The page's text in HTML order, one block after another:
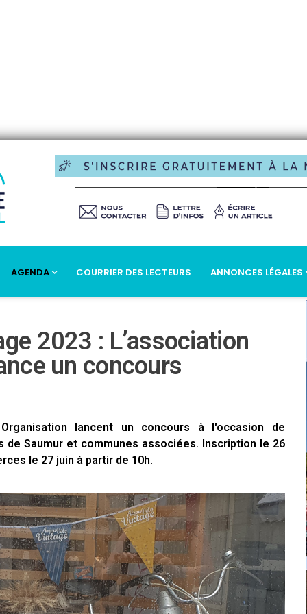
AGENDA COURRIER DES LECTEURS ANNONCES LÉGALES
2023 : L’association
un concours
lancent un concours à l'occasion de
Saumur et communes associées. Inscription le 26
le 27 juin à partir de 10h.